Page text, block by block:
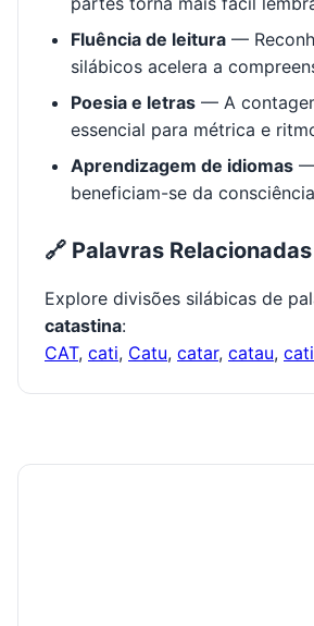
Fluência de leitura —
silábicos acelera a
Poesia e letras — A
essencial para métrica e
Aprendizagem de idiomas —
beneficiam-se da
🔗 Palavras Relacionadas
Explore divisões silábicas de
catastina:
CAT, cati, Catu, catar, catau,